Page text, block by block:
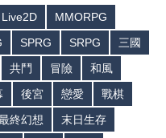
Live2D
MMORPG
SPRG SRPG
三國
共鬥 冒險
和風
後宮 戀愛
戰棋
終幻想
末日生存